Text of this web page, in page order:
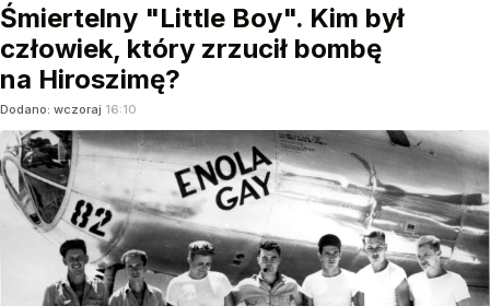
Śmiertelny "Little Boy". Kim był
człowiek, który zrzucił bombę
na Hiroszimę?
Dodano: wczoraj 16:10